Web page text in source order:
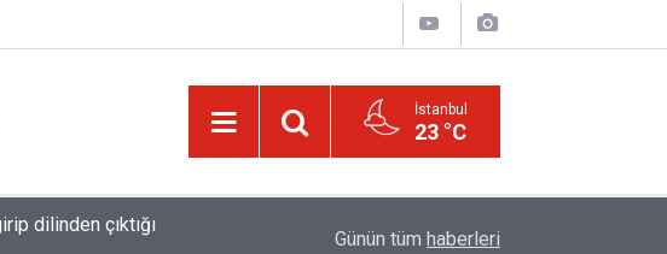
İstanbul
23 °C
Lût kavmine âid o alt-üst olan şehirleri de
Günün tüm haberleri